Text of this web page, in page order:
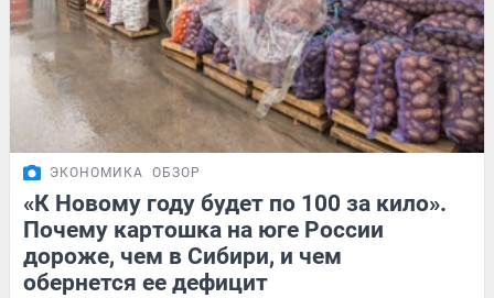
ЭКОНОМИКА ОБЗОР
«К Новому году будет по 100 за кило».
Почему картошка на юге России
дороже, чем в Сибири, и чем
обернется ее дефицит